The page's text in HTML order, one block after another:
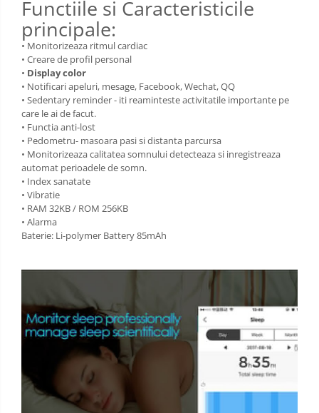
Functiile si Caracteristicile
principale:
• Monitorizeaza ritmul cardiac
• Creare de profil personal
• Display color
• Notificari apeluri, mesage, Facebook, Wechat, QQ
• Sedentary reminder - iti reaminteste activitatile importante pe
care le ai de facut.
• Functia anti-lost
• Pedometru- masoara pasi si distanta parcursa
• Monitorizeaza calitatea somnului detecteaza si inregistreaza
automat perioadele de somn.
• Index sanatate
• Vibratie
• RAM 32KB / ROM 256KB
• Alarma
Baterie: Li-polymer Battery 85mAh